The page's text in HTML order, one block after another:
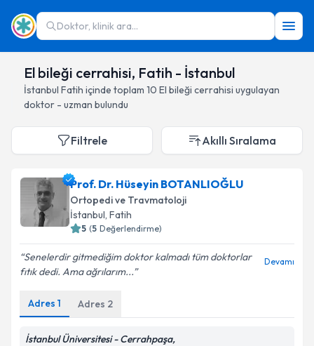
Doktor, klinik ara...
El bileği cerrahisi, Fatih - İstanbul
İstanbul Fatih içinde toplam 10 El bileği cerrahisi uygulayan
doktor - uzman bulundu
Filtrele Akıllı Sıralama
Prof. Dr. Hüseyin BOTANLIOĞLU
Ortopedi ve Travmatoloji
İstanbul, Fatih
5 (5 Değerlendirme)
Senelerdir gitmediğim doktor kalmadı tüm doktorlar
fıtık dedi. Ama ağrılarım...
Devamı
Adres 1 Adres 2
İstanbul Üniversitesi - Cerrahpaşa,